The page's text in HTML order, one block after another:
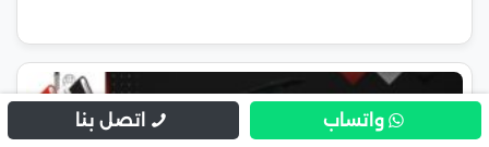
واتساب اتصل بنا